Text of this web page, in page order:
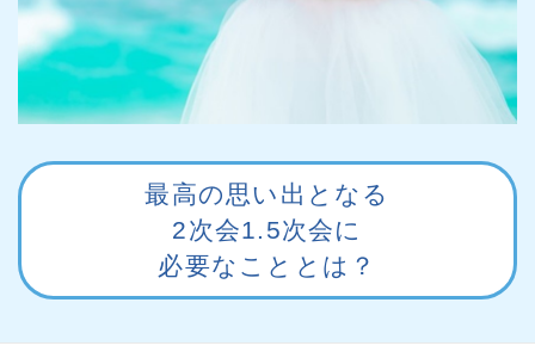
最高の思い出となる
2次会1.5次会に
必要なこととは？